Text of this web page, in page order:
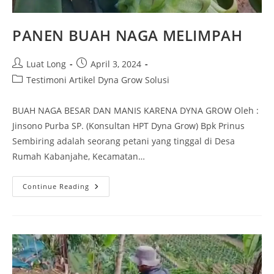
PANEN BUAH NAGA MELIMPAH
Luat Long
April 3, 2024
Testimoni Artikel Dyna Grow Solusi
BUAH NAGA BESAR DAN MANIS KARENA DYNA GROW Oleh :
Jinsono Purba SP. (Konsultan HPT Dyna Grow) Bpk Prinus
Sembiring adalah seorang petani yang tinggal di Desa
Rumah Kabanjahe, Kecamatan…
Continue Reading